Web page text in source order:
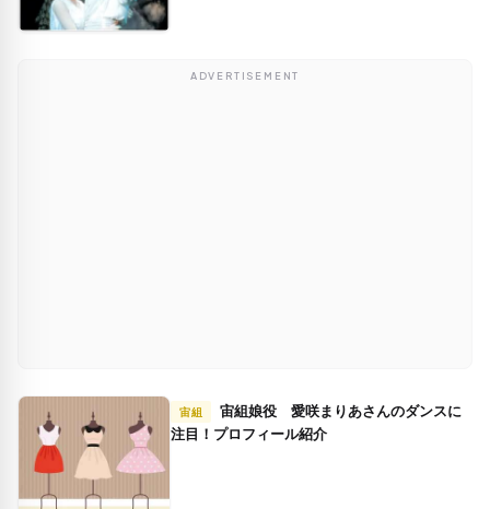
ADVERTISEMENT
宙組
注目！プロフィール紹介